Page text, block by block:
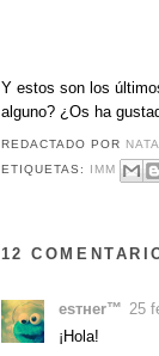
Y estos son los
alguno? ¿Os ha
REDACTADO POR
ETIQUETAS:
IMM
12
eѕтнer™ 25
¡Hola!